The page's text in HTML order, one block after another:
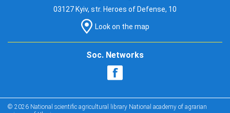
03127 Kyiv, str. Heroes of Defense, 10
Look on the map
Soc. Networks
© 2026 National scientific agricultural library National academy of agrarian